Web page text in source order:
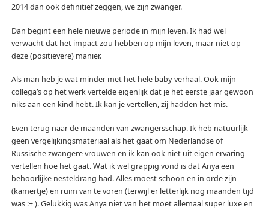
2014 dan ook definitief zeggen, we zijn zwanger.
Dan begint een hele nieuwe periode in mijn leven. Ik had wel
verwacht dat het impact zou hebben op mijn leven, maar niet op
deze (positievere) manier.
Als man heb je wat minder met het hele baby-verhaal. Ook mijn
collega’s op het werk vertelde eigenlijk dat je het eerste jaar gewoon
niks aan een kind hebt. Ik kan je vertellen, zij hadden het mis.
Even terug naar de maanden van zwangersschap. Ik heb natuurlijk
geen vergelijkingsmateriaal als het gaat om Nederlandse of
Russische zwangere vrouwen en ik kan ook niet uit eigen ervaring
vertellen hoe het gaat. Wat ik wel grappig vond is dat Anya een
behoorlijke nesteldrang had. Alles moest schoon en in orde zijn
(kamertje) en ruim van te voren (terwijl er letterlijk nog maanden tijd
was :+ ). Gelukkig was Anya niet van het moet allemaal super luxe en